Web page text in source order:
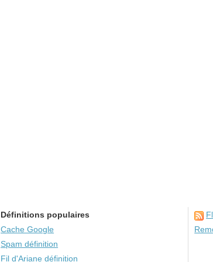
Définitions populaires
Cache Google
Spam définition
Fil d'Ariane définition